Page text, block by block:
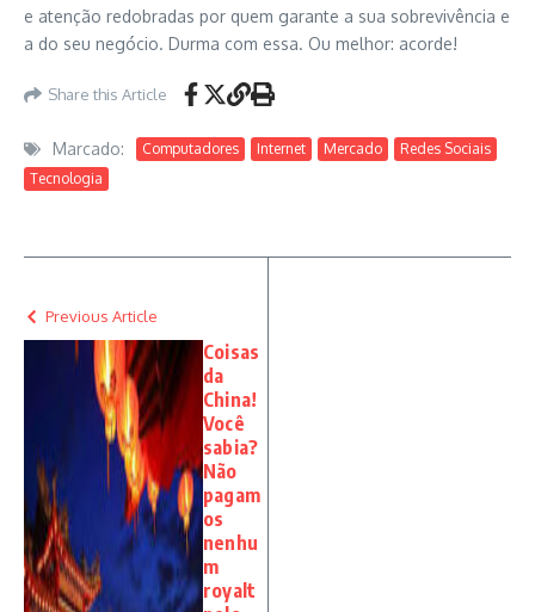
e atenção redobradas por quem garante a sua sobrevivência e
a do seu negócio. Durma com essa. Ou melhor: acorde!
Share this Article
Marcado: Computadores Internet Mercado
Redes Sociais
Tecnologia
Previous Article
Coisas
da
China!
Você
sabia?
Não
pagam
os
nenhu
m
royalt